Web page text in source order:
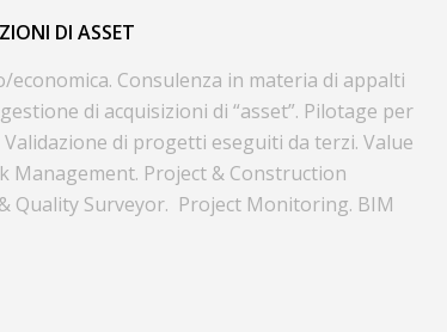
DI ASSET
Consulenza in materia di appalti
di acquisizioni di “asset”. Pilotage per
di progetti eseguiti da terzi. Value
Management. Project & Construction
Quality Surveyor. Project Monitoring. BIM